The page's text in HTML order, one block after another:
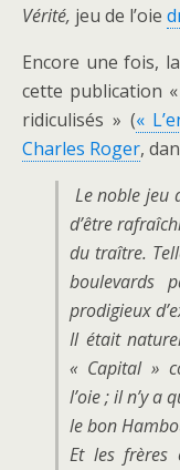
Vérité, jeu de l’oie
Encore une fois,
cette publication
ridiculisés » («
Charles Roger,
Le noble jeu
d’être
du traître.
boulevards
prodigieux
Il était
« Capital »
l’oie ; il n’y a
le bon
Et les frères